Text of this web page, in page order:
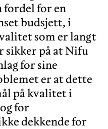
fordel for en
budsjett, i
som er langt
sikker på at Nifu
for sine
er at dette
på kvalitet i
for
dekkende for